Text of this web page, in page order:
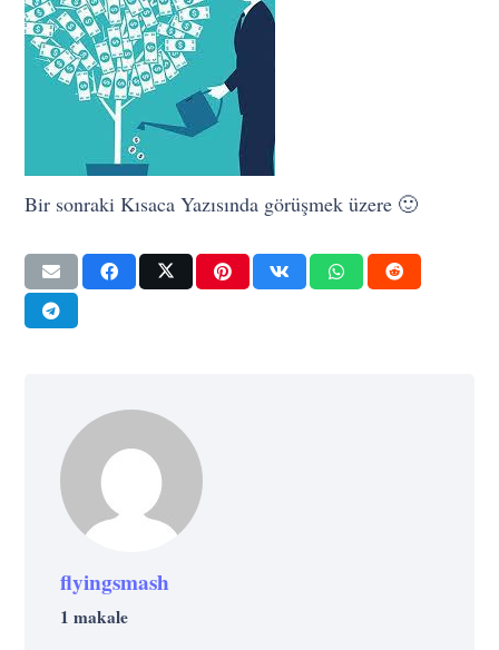
Bir sonraki Kısaca Yazısında görüşmek üzere 🙂
flyingsmash
1 makale
EKONOMI